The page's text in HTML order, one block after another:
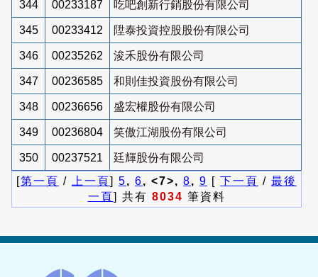
344 00233187 吃吧創新行銷股份有限公司
345 00233412 陞泰投資控股股份有限公司
346 00235262 浚禾股份有限公司
347 00236585 和則佳投資股份有限公司
348 00236656 盛宏權股份有限公司
349 00236804 笑傲江湖股份有限公司
350 00237521
廷輝股份有限公司
[第一頁 / 上一頁] 5, 6, <7>, 8, 9 [ 下一頁 / 最後
一頁] 共有 8034 筆資料